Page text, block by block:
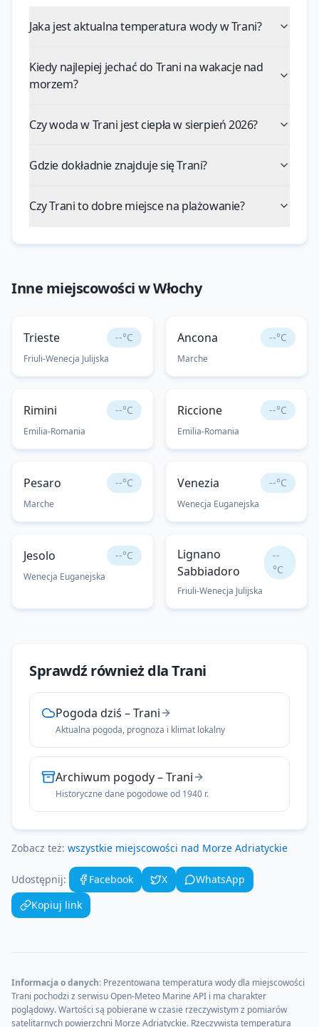
Jaka jest aktualna temperatura wody w Trani?
Kiedy najlepiej jechać do Trani na wakacje nad
morzem?
Czy woda w Trani jest ciepła w sierpień 2026?
Gdzie dokładnie znajduje się Trani?
Czy Trani to dobre miejsce na plażowanie?
Inne miejscowości wWłochy
Trieste --°C
Friuli-Wenecja Julijska
Ancona --°C
Marche
Rimini --°C
Emilia-Romania
Riccione --°C
Emilia-Romania
Pesaro --°C
Marche
Venezia --°C
Wenecja Euganejska
Jesolo --°C
Wenecja Euganejska
Lignano
Sabbiadoro
--
°C
Friuli-Wenecja Julijska
Sprawdź również dlaTrani
Pogoda dziś –Trani
Aktualna pogoda, prognoza i klimat lokalny
Archiwum pogody–Trani
Historyczne dane pogodowe od 1940 r.
Zobacz też: wszystkie miejscowości nad Morze Adriatyckie
Udostępnij: Facebook X
WhatsApp
Kopiuj link
Informacja o danych: Prezentowana temperatura wody dla miejscowości
Trani pochodzi z serwisu Open-Meteo Marine API i ma charakter
poglądowy. Wartości są pobierane w czasie rzeczywistym z pomiarów
satelitarnych powierzchni Morze Adriatyckie. Rzeczywista temperatura